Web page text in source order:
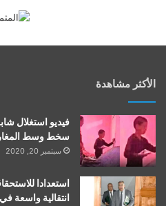
الأكثر مشاهدة
فيديو استغلال
سخط وسط
سبتمبر 20, 2020
استعدادا
انتقالية واسعة